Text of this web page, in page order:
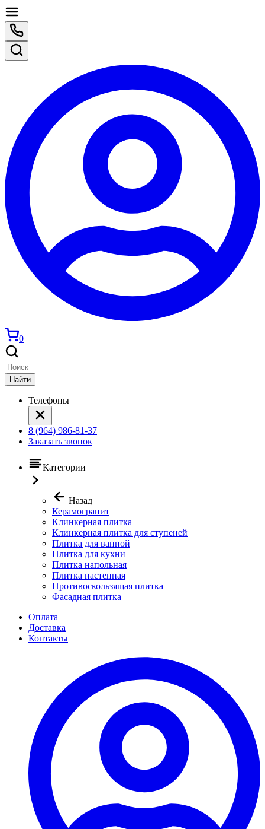
0
Найти
Телефоны
8 (964) 986-81-37
Заказать звонок
Категории
Назад
Керамогранит
Клинкерная плитка
Клинкерная плитка для ступеней
Плитка для ванной
Плитка для кухни
Плитка напольная
Плитка настенная
Противоскользящая плитка
Фасадная плитка
Оплата
Доставка
Контакты